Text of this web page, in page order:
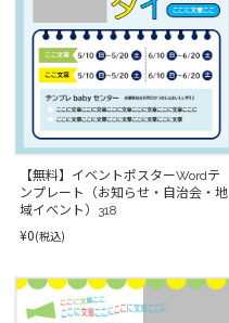
【無料】イベントポスターWordテ
ンプレート（お知らせ・自治会・地
域イベント）318
¥0(税込)